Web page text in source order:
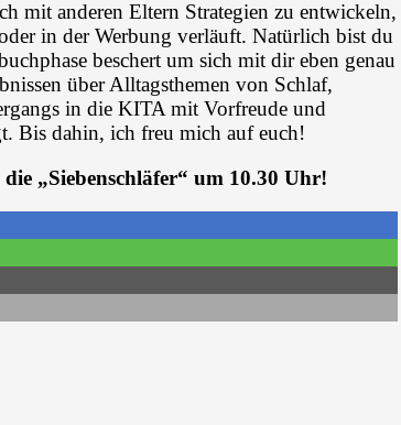
mit anderen Eltern Strategien zu entwickeln,
in der Werbung verläuft. Natürlich bist du
beschert um sich mit dir eben genau
über Alltagsthemen von Schlaf,
in die KITA mit Vorfreude und
Bis dahin, ich freu mich auf euch!
„Siebenschläfer“ um 10.30 Uhr!